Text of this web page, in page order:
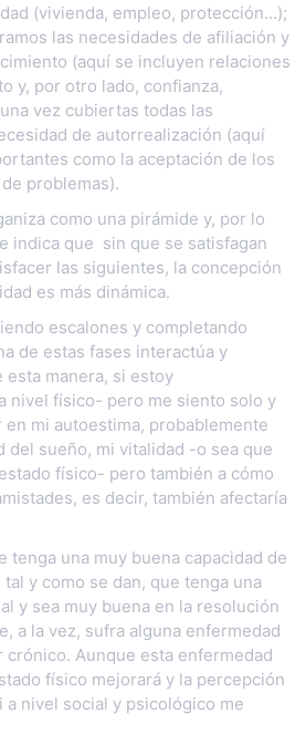
(vivienda, empleo, protección…);
las necesidades de afiliación y
(aquí se incluyen relaciones
y, por otro lado, confianza,
vez cubiertas todas las
de autorrealización (aquí
como la aceptación de los
problemas).
como una pirámide y, por lo
indica que sin que se satisfagan
las siguientes, la concepción
es más dinámica.
escalones y completando
de estas fases interactúa y
esta manera, si estoy
nivel físico- pero me siento solo y
en mi autoestima, probablemente
del sueño, mi vitalidad -o sea que
físico- pero también a cómo
es decir, también afectaría
tenga una muy buena capacidad de
y como se dan, que tenga una
y sea muy buena en la resolución
a la vez, sufra alguna enfermedad
crónico. Aunque esta enfermedad
físico mejorará y la percepción
nivel social y psicológico me